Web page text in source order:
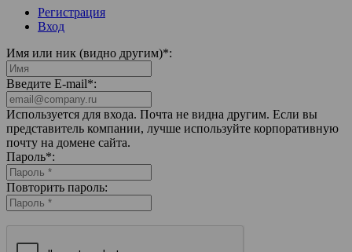
Регистрация
Вход
Имя или ник (видно другим)*:
Введите E-mail*:
Используется для входа. Почта не видна другим. Если вы
представитель компании, лучше используйте корпоративную
почту на домене сайта.
Пароль*:
Повторить пароль: